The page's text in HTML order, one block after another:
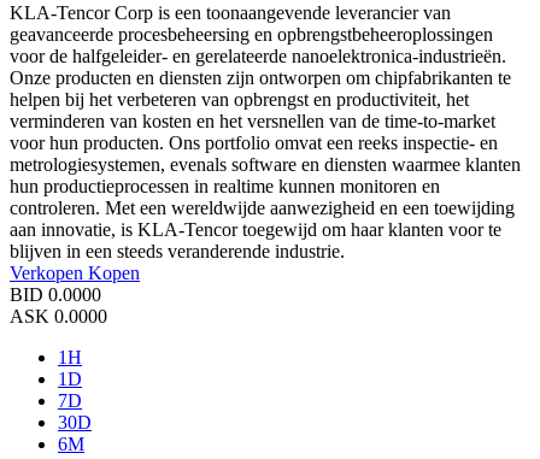
KLA-Tencor Corp is een toonaangevende leverancier van
geavanceerde procesbeheersing en opbrengstbeheeroplossingen
voor de halfgeleider- en gerelateerde nanoelektronica-industrieën.
Onze producten en diensten zijn ontworpen om chipfabrikanten te
helpen bij het verbeteren van opbrengst en productiviteit, het
verminderen van kosten en het versnellen van de time-to-market
voor hun producten. Ons portfolio omvat een reeks inspectie- en
metrologiesystemen, evenals software en diensten waarmee klanten
hun productieprocessen in realtime kunnen monitoren en
controleren. Met een wereldwijde aanwezigheid en een toewijding
aan innovatie, is KLA-Tencor toegewijd om haar klanten voor te
blijven in een steeds veranderende industrie.
Verkopen Kopen
BID 0.0000
ASK 0.0000
1H
1D
7D
30D
6M